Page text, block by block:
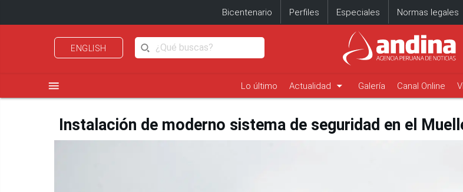
Bicentenario Perfiles Especiales Normas legales
ENGLISH
menu Lo último Actualidad arrow_drop_down Galería Canal Online
Instalación de moderno sistema de seguridad en el